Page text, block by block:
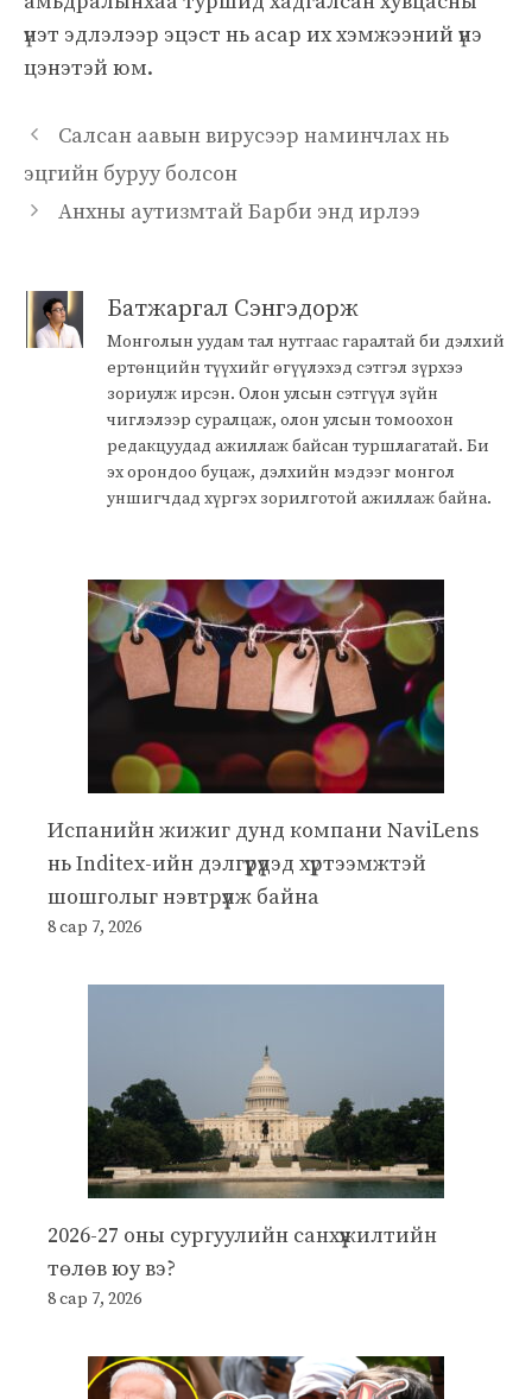
үнэт эдлэлээр эцэст нь асар их хэмжээний үнэ
цэнэтэй юм.
Салсан аавын вирусээр наминчлах нь
эцгийн буруу болсон
Анхны аутизмтай Барби энд ирлээ
Батжаргал Сэнгэдорж
Монголын уудам тал нутгаас гаралтай би дэлхий
ертөнцийн түүхийг өгүүлэхэд сэтгэл зүрхээ
зориулж ирсэн. Олон улсын сэтгүүл зүйн
чиглэлээр суралцаж, олон улсын томоохон
редакцуудад ажиллаж байсан туршлагатай. Би
эх орондоо буцаж, дэлхийн мэдээг монгол
уншигчдад хүргэх зорилготой ажиллаж байна.
Испанийн жижиг дунд компани NaviLens
нь Inditex-ийн дэлгүүрүүдэд хүртээмжтэй
шошголыг нэвтрүүлж байна
8 сар 7, 2026
2026-27 оны сургуулийн санхүүжилтийн
төлөв юу вэ?
8 сар 7, 2026